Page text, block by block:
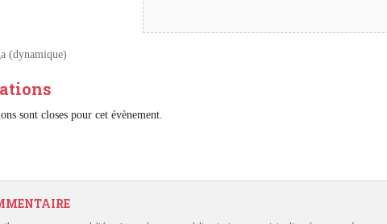
(dynamique)
sont closes pour cet évènement.